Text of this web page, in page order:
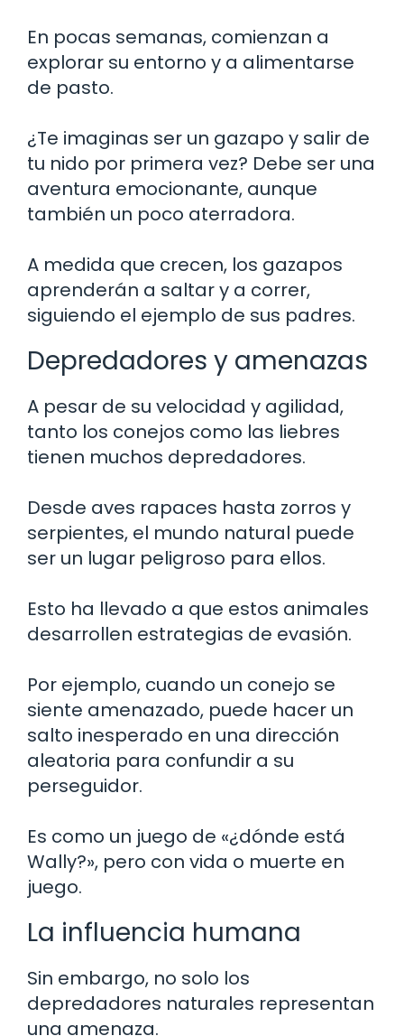
En pocas semanas, comienzan a
explorar su entorno y a alimentarse
de pasto.
¿Te imaginas ser un gazapo y salir de
tu nido por primera vez? Debe ser una
aventura emocionante, aunque
también un poco aterradora.
A medida que crecen, los gazapos
aprenderán a saltar y a correr,
siguiendo el ejemplo de sus padres.
Depredadores y amenazas
A pesar de su velocidad y agilidad,
tanto los conejos como las liebres
tienen muchos depredadores.
Desde aves rapaces hasta zorros y
serpientes, el mundo natural puede
ser un lugar peligroso para ellos.
Esto ha llevado a que estos animales
desarrollen estrategias de evasión.
Por ejemplo, cuando un conejo se
siente amenazado, puede hacer un
salto inesperado en una dirección
aleatoria para confundir a su
perseguidor.
Es como un juego de «¿dónde está
Wally?», pero con vida o muerte en
juego.
La influencia humana
Sin embargo, no solo los
depredadores naturales representan
una amenaza.